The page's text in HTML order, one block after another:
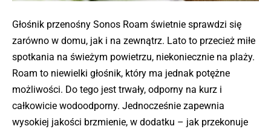
Głośnik przenośny Sonos Roam świetnie sprawdzi się
zarówno w domu, jak i na zewnątrz. Lato to przecież miłe
spotkania na świeżym powietrzu, niekoniecznie na plaży.
Roam to niewielki głośnik, który ma jednak potężne
możliwości. Do tego jest trwały, odporny na kurz i
całkowicie wodoodporny. Jednocześnie zapewnia
wysokiej jakości brzmienie, w dodatku – jak przekonuje